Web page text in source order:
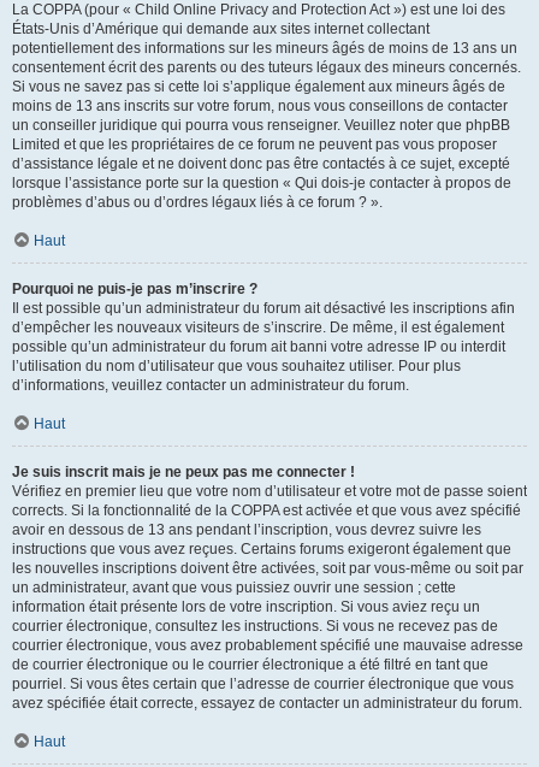
La COPPA (pour « Child Online Privacy and Protection Act ») est une loi des
États-Unis d’Amérique qui demande aux sites internet collectant
potentiellement des informations sur les mineurs âgés de moins de 13 ans un
consentement écrit des parents ou des tuteurs légaux des mineurs concernés.
Si vous ne savez pas si cette loi s’applique également aux mineurs âgés de
moins de 13 ans inscrits sur votre forum, nous vous conseillons de contacter
un conseiller juridique qui pourra vous renseigner. Veuillez noter que phpBB
Limited et que les propriétaires de ce forum ne peuvent pas vous proposer
d’assistance légale et ne doivent donc pas être contactés à ce sujet, excepté
lorsque l’assistance porte sur la question « Qui dois-je contacter à propos de
problèmes d’abus ou d’ordres légaux liés à ce forum ? ».
Haut
Pourquoi ne puis-je pas m’inscrire ?
Il est possible qu’un administrateur du forum ait désactivé les inscriptions afin
d’empêcher les nouveaux visiteurs de s’inscrire. De même, il est également
possible qu’un administrateur du forum ait banni votre adresse IP ou interdit
l’utilisation du nom d’utilisateur que vous souhaitez utiliser. Pour plus
d’informations, veuillez contacter un administrateur du forum.
Haut
Je suis inscrit mais je ne peux pas me connecter !
Vérifiez en premier lieu que votre nom d’utilisateur et votre mot de passe soient
corrects. Si la fonctionnalité de la COPPA est activée et que vous avez spécifié
avoir en dessous de 13 ans pendant l’inscription, vous devrez suivre les
instructions que vous avez reçues. Certains forums exigeront également que
les nouvelles inscriptions doivent être activées, soit par vous-même ou soit par
un administrateur, avant que vous puissiez ouvrir une session ; cette
information était présente lors de votre inscription. Si vous aviez reçu un
courrier électronique, consultez les instructions. Si vous ne recevez pas de
courrier électronique, vous avez probablement spécifié une mauvaise adresse
de courrier électronique ou le courrier électronique a été filtré en tant que
pourriel. Si vous êtes certain que l’adresse de courrier électronique que vous
avez spécifiée était correcte, essayez de contacter un administrateur du forum.
Haut